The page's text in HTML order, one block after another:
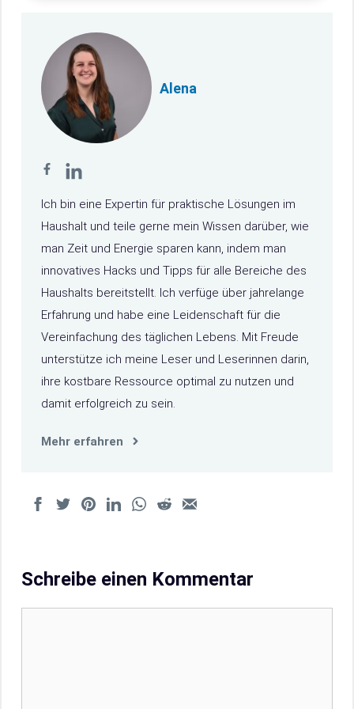
Alena
Ich bin eine Expertin für praktische Lösungen im
Haushalt und teile gerne mein Wissen darüber, wie
man Zeit und Energie sparen kann, indem man
innovatives Hacks und Tipps für alle Bereiche des
Haushalts bereitstellt. Ich verfüge über jahrelange
Erfahrung und habe eine Leidenschaft für die
Vereinfachung des täglichen Lebens. Mit Freude
unterstütze ich meine Leser und Leserinnen darin,
ihre kostbare Ressource optimal zu nutzen und
damit erfolgreich zu sein.
Mehr erfahren
Schreibe einen Kommentar